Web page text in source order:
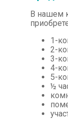
В нашем
1-
2-
3-
4-
5-
½